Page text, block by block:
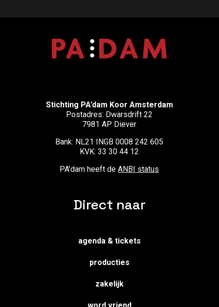
Stichting PA’dam Koor Amsterdam
Postadres: Dwarsdrift 22
7981 AP Diever
Bank: NL21 INGB 0008 242 605
KVK: 33 30 44 12
PA’dam heeft deANBI status
Direct naar
agenda & tickets
producties
zakelijk